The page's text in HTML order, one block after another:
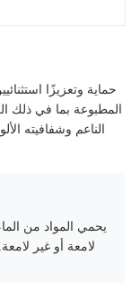
المطبوعة بما في ذلك
الناعم وشفافيته
يحمي المواد من
لامعة أو غير